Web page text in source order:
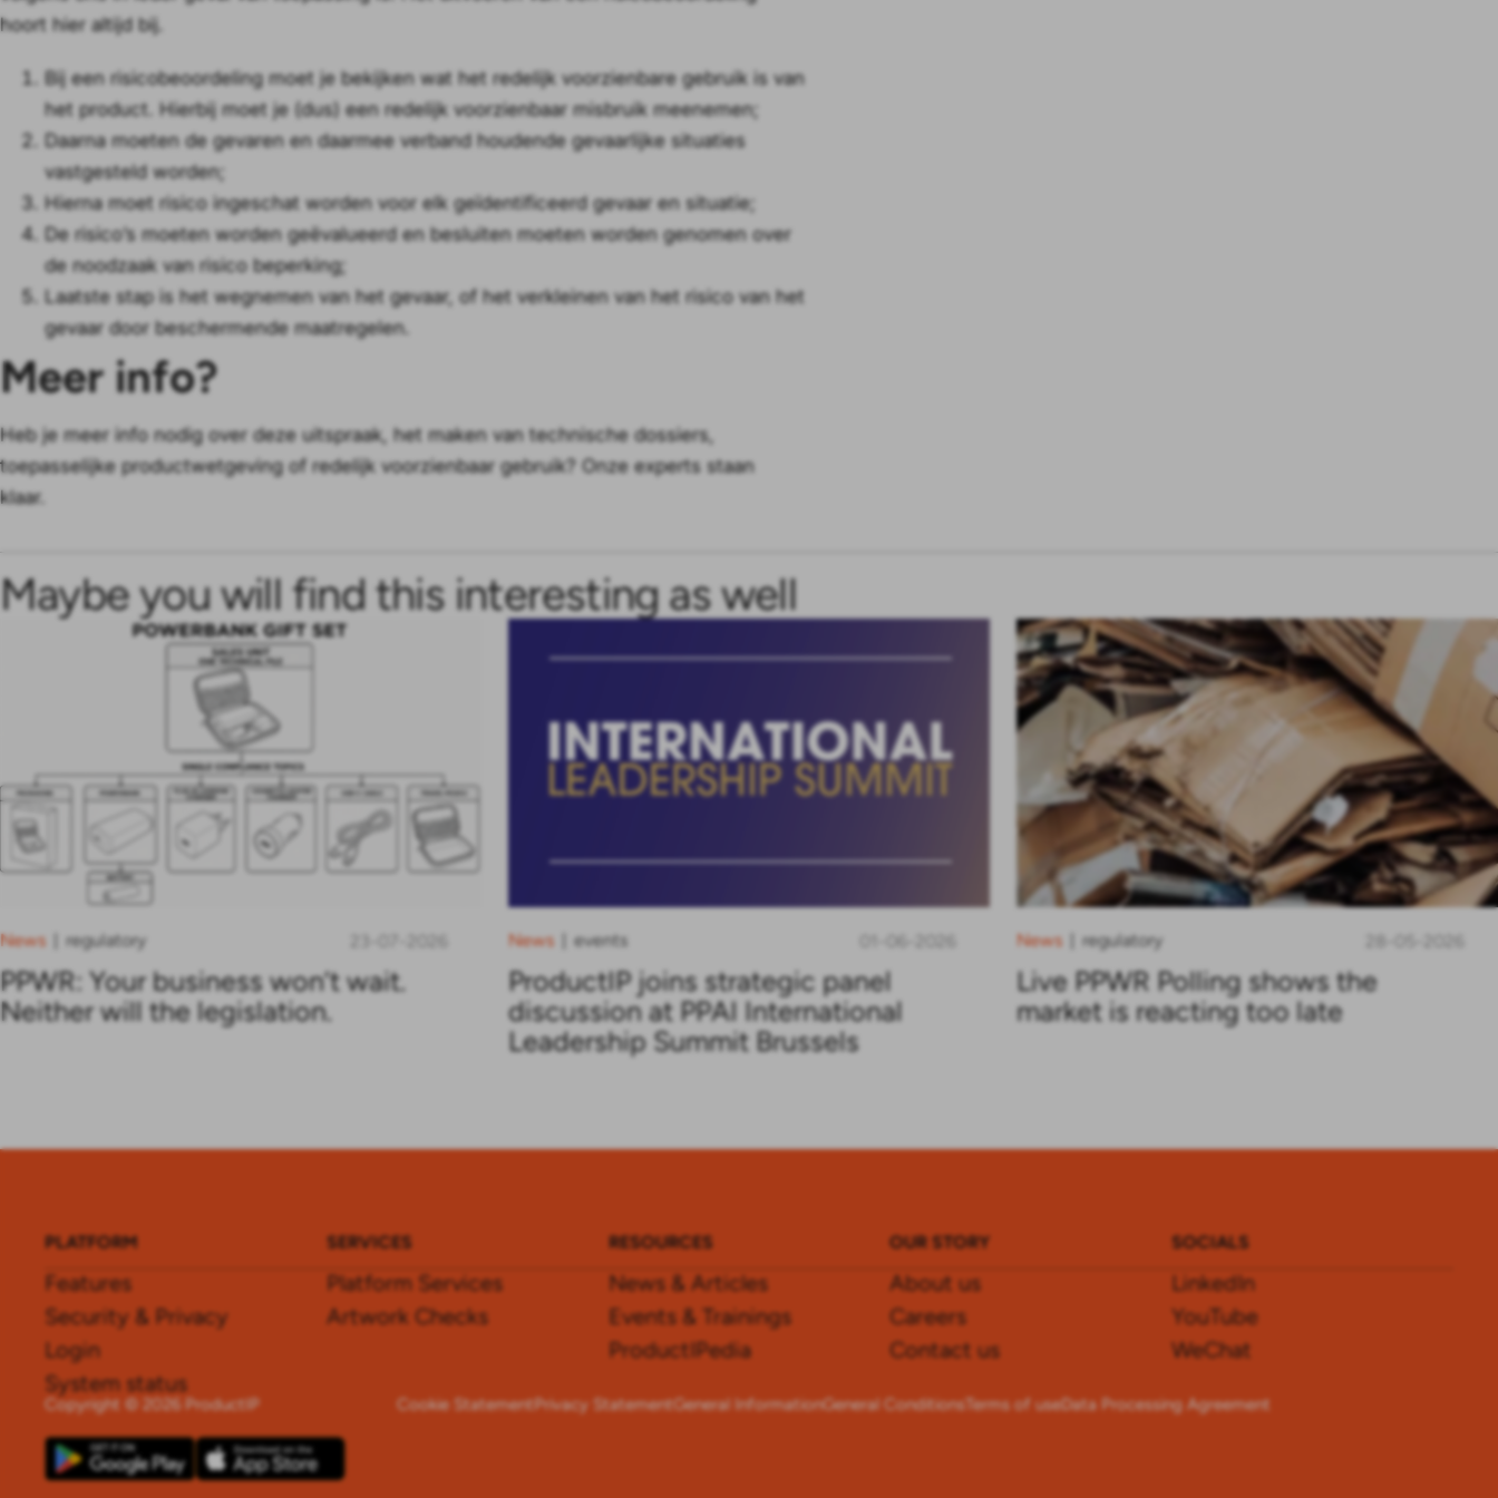
hoort hier altijd bij.
Bij een risicobeoordeling moet je bekijken wat het redelijk voorzienbare gebruik is van
het product. Hierbij moet je (dus) een redelijk voorzienbaar misbruik meenemen;
Daarna moeten de gevaren en daarmee verband houdende gevaarlijke situaties
vastgesteld worden;
Hierna moet risico ingeschat worden voor elk geïdentificeerd gevaar en situatie;
De risico’s moeten worden geëvalueerd en besluiten moeten worden genomen over
de noodzaak van risico beperking;
Laatste stap is het wegnemen van het gevaar, of het verkleinen van het risico van het
gevaar door beschermende maatregelen.
Meer info?
Heb je meer info nodig over deze uitspraak, het maken van technische dossiers,
toepasselijke productwetgeving of redelijk voorzienbaar gebruik? Onze experts staan
klaar.
Maybe you will find this interesting as well
News regulatory
PPWR: Your business won’t wait.
Neither will the legislation.
News events 01-06-2026
ProductIP joins strategic panel
discussion at PPAI International
Leadership Summit Brussels
News regulatory
Live PPWR Polling shows the
market is reacting too late
PLATFORM
Features
Security & Privacy
Login
System status
SERVICES
Platform Services
Artwork Checks
RESOURCES
News & Articles
Events & Trainings
ProductIPedia
OUR STORY
About us
Careers
Contact us
SOCIALS
LinkedIn
YouTube
WeChat
Copyright © 2026 ProductIP Cookie StatementPrivacy StatementGeneral InformationGeneral Conditions Terms of useData Processing Agreement